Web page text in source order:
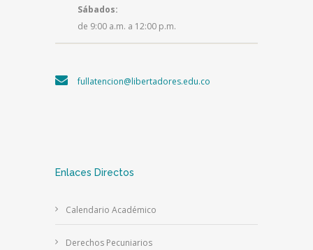
Sábados:
de 9:00 a.m. a 12:00 p.m.
fullatencion@libertadores.edu.co
Enlaces Directos
Calendario Académico
Derechos Pecuniarios